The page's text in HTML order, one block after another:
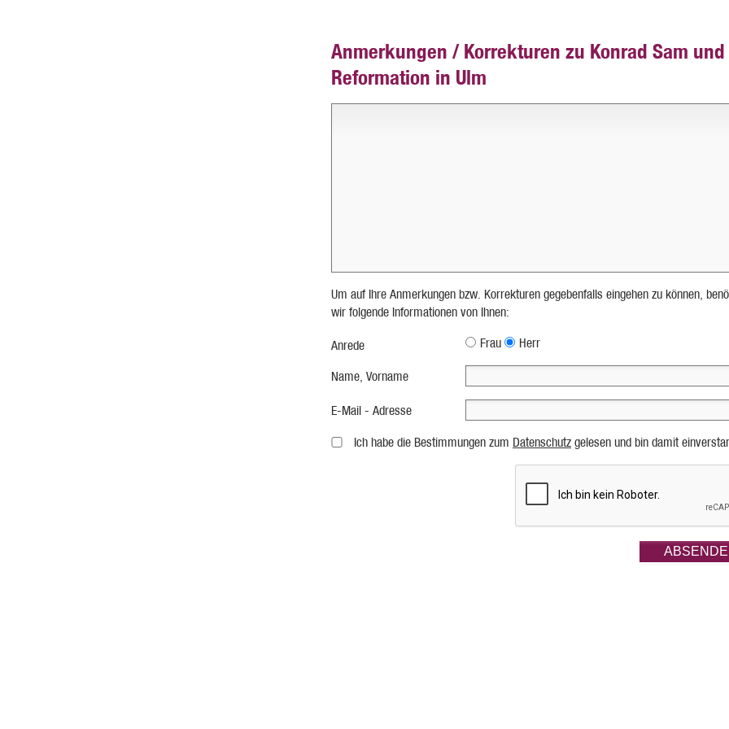
Anmerkungen / Korrekturen zu Konrad Sam
Reformation in Ulm
Um auf Ihre Anmerkungen bzw. Korrekturen gegebenfalls eingehen zu können,
wir folgende Informationen von Ihnen:
Anrede Frau Herr
Name, Vorname
E-Mail - Adresse
Ich habe die Bestimmungen zum Datenschutz gelesen und bin damit